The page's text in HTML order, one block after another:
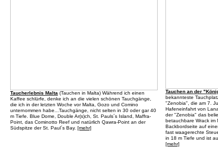
Taucherlebnis Malta (Tauchen in Malta) Während ich einen
Kaffee schlürfe, denke ich an die vielen schönen Tauchgänge,
die ich in der letzten Woche vor Malta, Gozo und Comino
unternommen habe...Tauchgänge, nicht selten in 30 oder gar 40
m Tiefe. Blue Dome, Double Ar(s)ch, St. Pauls´s Island, Maffra-
Point, das Cominotto Reef und natürlich Qawra-Point an der
Südspitze der St. Paul´s Bay. [mehr]
Tauchen an der
bekannteste
"Zenobia", die am 7.
Hafeneinfahrt von
der "Zenobia" das
betauchbare Wrack im
Backbordseite auf
fast waagerechte
in 18 m Tiefe und ist
[mehr]